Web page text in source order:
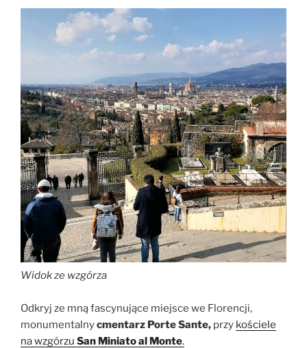
Widok ze wzgórza
Odkryj ze mną fascynujące miejsce we Florencji,
monumentalnycmentarz Porte Sante, przy kościele
na wzgórzu San Miniato al Monte.